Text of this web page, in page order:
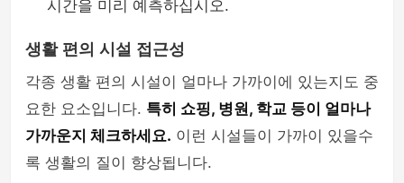
시간을 미리 예측하십시오.
생활 편의 시설 접근성
각종 생활 편의 시설이 얼마나 가까이에 있는지도 중
요한 요소입니다. 특히 쇼핑, 병원, 학교 등이 얼마나
가까운지 체크하세요. 이런 시설들이 가까이 있을수
록 생활의 질이 향상됩니다.